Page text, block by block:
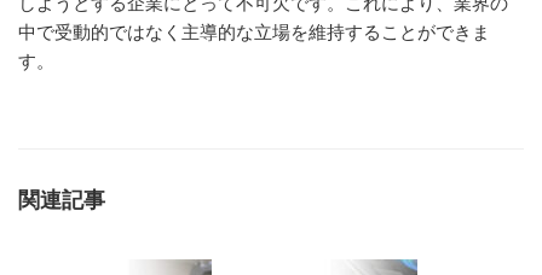
中で受動的ではなく主導的な立場を維持することができま
す。
関連記事